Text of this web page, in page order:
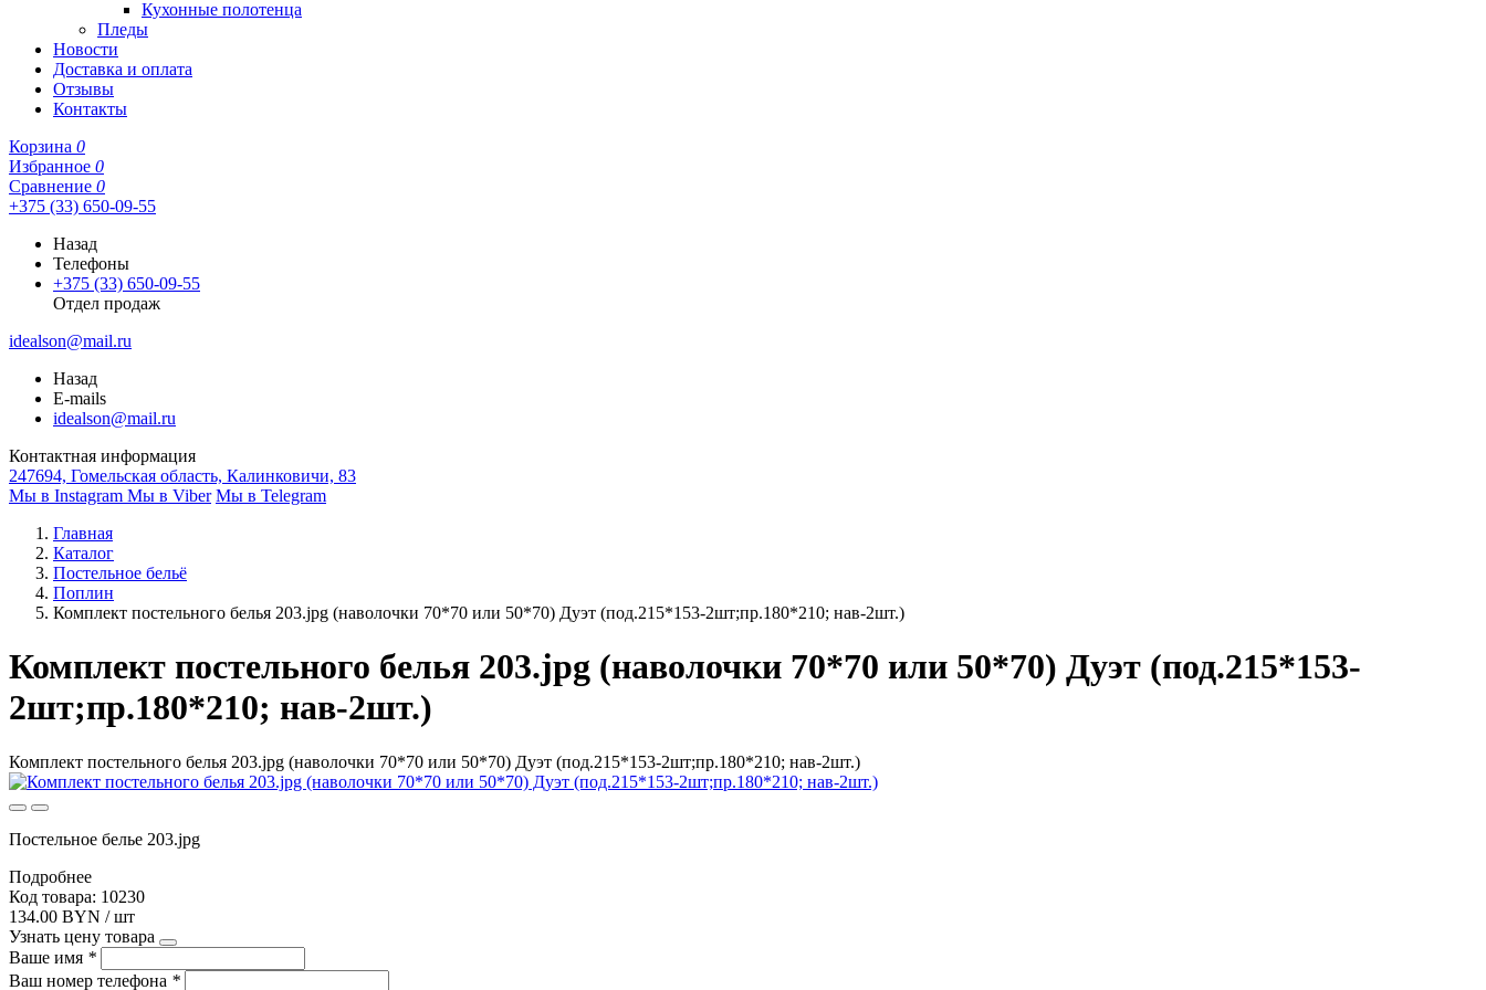
Кухонные полотенца
Пледы
Новости
Доставка и оплата
Отзывы
Контакты
Корзина 0
Избранное 0
Сравнение 0
+375 (33) 650-09-55
Назад
Телефоны
+375 (33) 650-09-55
Отдел продаж
idealson@mail.ru
Назад
E-mails
idealson@mail.ru
Контактная информация
247694, Гомельская область, Калинковичи, 83
Мы в Instagram Мы в Viber Мы в Telegram
Главная
Каталог
Постельное бельё
Поплин
Комплект постельного белья 203.jpg (наволочки 70*70 или 50*70) Дуэт (под.215*153-2шт;пр.180*210; нав-2шт.)
Комплект постельного белья 203.jpg (наволочки 70*70 или 50*70) Дуэт (под.215*153-
2шт;пр.180*210; нав-2шт.)
Комплект постельного белья 203.jpg (наволочки 70*70 или 50*70) Дуэт (под.215*153-2шт;пр.180*210; нав-2шт.)
Постельное белье 203.jpg
Подробнее
Код товара: 10230
134.00 BYN / шт
Узнать цену товара
Ваше имя *
Ваш номер телефона *